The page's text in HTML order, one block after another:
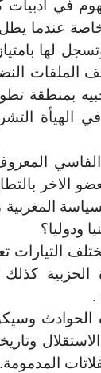
عندما
لها
الملفات
بمنطقة
الهيأة
المعروف
الاخر
ودوليا؟
التيارات
كذلك
.
الحوادث
المدمومة.